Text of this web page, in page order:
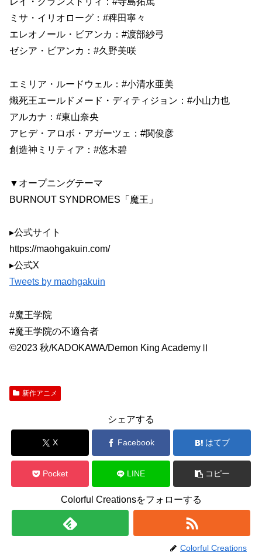
ミサ・イリオローグ：#稗田寧々
エレオノール・ビアンカ：#渡部紗弓
ゼシア・ビアンカ：#久野美咲
エミリア・ルードウェル：#小清水亜美
熾死王エールドメード・ディティジョン：#小山力也
アルカナ：#東山奈央
アヒデ・アロボ・アガーツェ：#関俊彦
創造神ミリティア：#悠木碧
▼オープニングテーマ
BURNOUT SYNDROMES「魔王」
▸公式サイト
https://maohgakuin.com/
▸公式X
Tweets by maohgakuin
#魔王学院
#魔王学院の不適合者
©2023 秋/KADOKAWA/Demon King AcademyⅡ
新作アニメ
シェアする
X Facebook はてブ
Pocket LINE コピー
Colorful Creationsをフォローする
Colorful Creations